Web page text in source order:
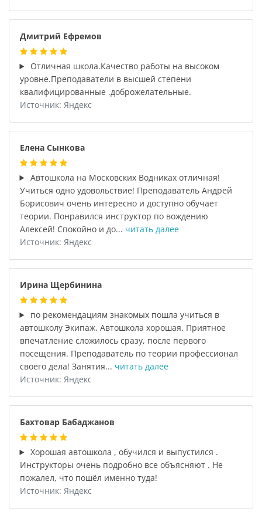
Дмитрий Ефремов
Отличная школа.Качество работы на высоком
уровне.Преподаватели в высшей степени
квалифицированные .доброжелательные.
Источник: Яндекс
Елена Сынкова
Автошкола на Московских Водниках отличная!
Учиться одно удовольствие! Преподаватель Андрей
Борисович очень интересно и доступно обучает
теории. Понравился инструктор по вождению
Алексей! Спокойно и до... читать далее
Источник: Яндекс
Ирина Щербинина
по рекомендациям знакомых пошла учиться в
автошколу Экипаж. Автошкола хорошая. Приятное
впечатление сложилось сразу, после первого
посещения. Преподаватель по теории профессионал
своего дела! Занятия... читать далее
Источник: Яндекс
Бахтовар Бабаджанов
Хорошая автошкола , обучился и выпустился .
Инструкторы очень подробно все объясняют . Не
пожалел, что пошёл именно туда!
Источник: Яндекс